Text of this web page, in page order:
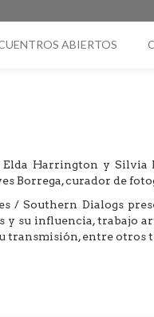
ABIERTOS
Harrington y Silvia
Borrega, curador de
/ Southern Dialogs
su influencia, trabajo
transmisión, entre otros